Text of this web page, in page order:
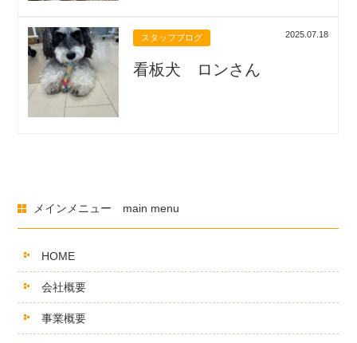
スタッフブログ 2025.07.18
看板犬 ロンさん
メインメニュー main menu
HOME
会社概要
事業概要